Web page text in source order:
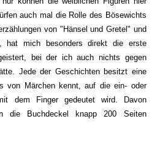
auch mal die Rolle des Bösewichts
von "Hänsel und Gretel" und
hat mich besonders direkt die erste
bei der ich auch nichts gegen
Jede der Geschichten besitzt eine
von Märchen kennt, auf die ein- oder
dem Finger gedeutet wird. Davon
die Buchdeckel knapp 200 Seiten